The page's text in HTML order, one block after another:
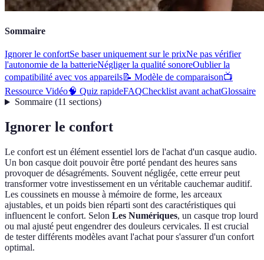
Sommaire
Ignorer le confortSe baser uniquement sur le prixNe pas vérifier
l'autonomie de la batterieNégliger la qualité sonoreOublier la
compatibilité avec vos appareils📝 Modèle de comparaison📺
Ressource Vidéo🧠 Quiz rapideFAQChecklist avant achatGlossaire
Sommaire(11 sections)
Ignorer le confort
Le confort est un élément essentiel lors de l'achat d'un casque audio.
Un bon casque doit pouvoir être porté pendant des heures sans
provoquer de désagréments. Souvent négligée, cette erreur peut
transformer votre investissement en un véritable cauchemar auditif.
Les coussinets en mousse à mémoire de forme, les arceaux
ajustables, et un poids bien réparti sont des caractéristiques qui
influencent le confort. Selon Les Numériques, un casque trop lourd
ou mal ajusté peut engendrer des douleurs cervicales. Il est crucial
de tester différents modèles avant l'achat pour s'assurer d'un confort
optimal.